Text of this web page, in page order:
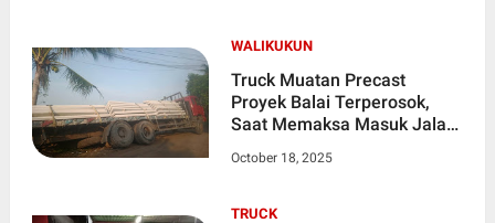
WALIKUKUN
Truck Muatan Precast
Proyek Balai Terperosok,
Saat Memaksa Masuk Jalan
Walikukun
October 18, 2025
TRUCK